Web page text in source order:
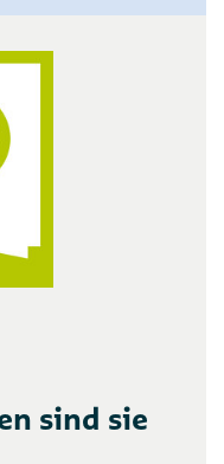
sind sie